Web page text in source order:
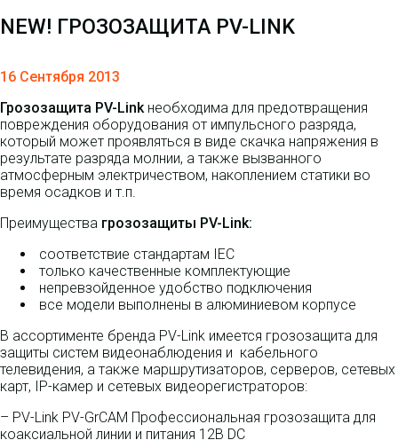
NEW! ГРОЗОЗАЩИТА PV-LINK
16 Сентября 2013
Грозозащита PV-Linkнеобходима для предотвращения
повреждения оборудования от импульсного разряда,
который может проявляться в виде скачка напряжения в
результате разряда молнии, а также вызванного
атмосферным электричеством, накоплением статики во
время осадков и т.п.
Преимущества грозозащиты PV-Link:
соответствие стандартам IEC
только качественные комплектующие
непревзойденное удобство подключения
все модели выполнены в алюминиевом корпусе
В ассортименте бренда PV-Link имеется грозозащита для
защиты систем видеонаблюдения и кабельного
телевидения, а также маршрутизаторов, серверов, сетевых
карт, IP-камер и сетевых видеорегистраторов:
– PV-Link PV-GrCAM Профессиональная грозозащита для
коаксиальной линии и питания 12В DC